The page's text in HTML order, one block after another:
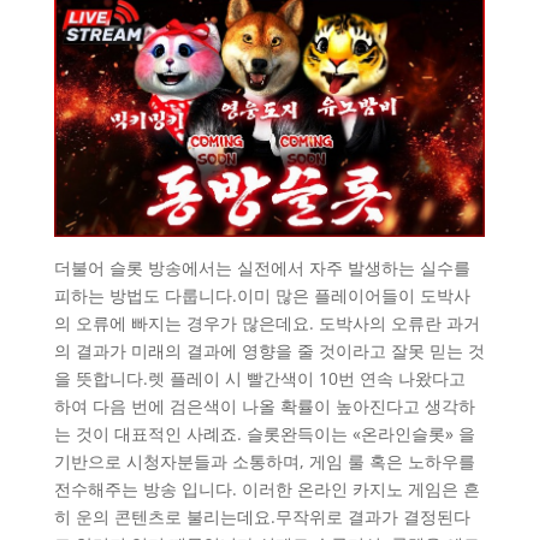
더불어 슬롯 방송에서는 실전에서 자주 발생하는 실수를
피하는 방법도 다룹니다.이미 많은 플레이어들이 도박사
의 오류에 빠지는 경우가 많은데요. 도박사의 오류란 과거
의 결과가 미래의 결과에 영향을 줄 것이라고 잘못 믿는 것
을 뜻합니다.렛 플레이 시 빨간색이 10번 연속 나왔다고
하여 다음 번에 검은색이 나올 확률이 높아진다고 생각하
는 것이 대표적인 사례죠. 슬롯완득이는 «온라인슬롯» 을
기반으로 시청자분들과 소통하며, 게임 룰 혹은 노하우를
전수해주는 방송 입니다. 이러한 온라인 카지노 게임은 흔
히 운의 콘텐츠로 불리는데요.무작위로 결과가 결정된다